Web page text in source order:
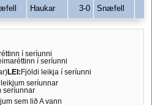
Haukar 3-0 Snæfell
í seríunni
í seríunni
LEI: Fjöldi leikja í seríunni
seríunnar
seríunnar
sem lið A vann